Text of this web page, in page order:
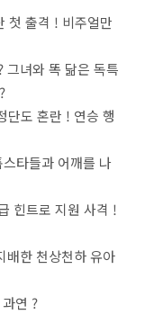
첫 출격 ! 비주얼만
그녀와 똑 닮은 독특
단도 혼란 ! 연승 행
타들과 어깨를 나
힌트로 지원 사격 !
배한 천상천하 유아
연 ?